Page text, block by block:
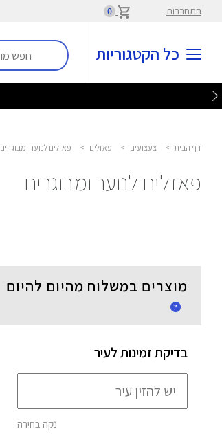
התחברות 0
כל הקטגוריות
דף הבית > צעצועים > פאזלים > פאזלים לנוער ומבוגרים
פאזלים לנוער ומבוגרים
מוצרים במשלוח מהיום להיום
?
בדיקת זמינות לעיר
נקה בחירה